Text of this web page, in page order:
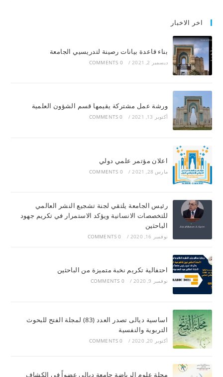
اخر الاخبار
بناء قاعدة بيانات رصينة لتدريسيي الجامعة
ديسمبر 2, 2021 /
0 COMMENTS
ورشة عمل مشتركة يقيمها قسم الشؤون العلمية
أكتوبر 13, 2021 /
0 COMMENTS
اعلان مؤتمر علمي دولي
مارس 28, 2021 /
0 COMMENTS
رئيس الجامعة يلتقي لجنة تشجيع النشر العالمي
للتخصصات الانسانية ويؤكد الاستمرار في تكريم جهود
الباحثين
نوفمبر 16, 2020 /
0 COMMENTS
احتفالية تكريم نخبة متميزة من الباحثين
نوفمبر 9, 2020 /
0 COMMENTS
اساسية ديالى تصدر العدد (83) لمجلة الفتح للبحوث
التربوية والنفسية
أكتوبر 20, 2020 /
0 COMMENTS
مجلة علوم الرياضة جامعة ديالى عضواً في الكشاف